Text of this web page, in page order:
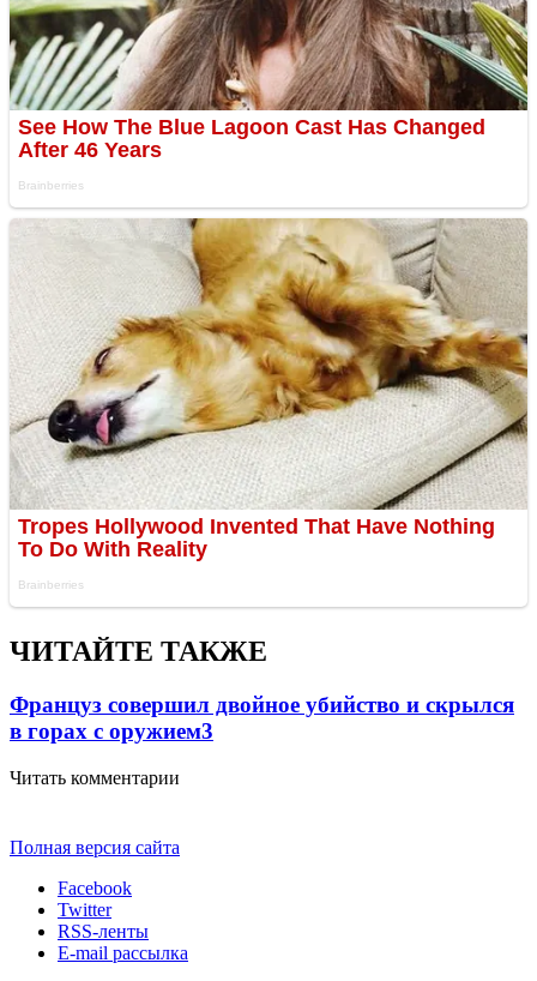
ЧИТАЙТЕ ТАКЖЕ
Француз совершил двойное убийство и скрылся
в горах с оружием3
Читать комментарии
Полная версия сайта
Facebook
Twitter
RSS-ленты
E-mail рассылка